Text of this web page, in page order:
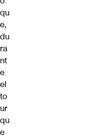
qu
e,
du
ra
nt
e
el
to
ur
qu
e